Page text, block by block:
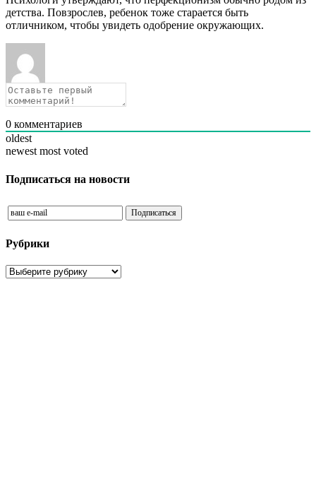
детства. Повзрослев, ребенок тоже старается быть
отличником, чтобы увидеть одобрение окружающих.
0 комментариев
oldest
newest most voted
Подписаться на новости
Рубрики
Рубрики